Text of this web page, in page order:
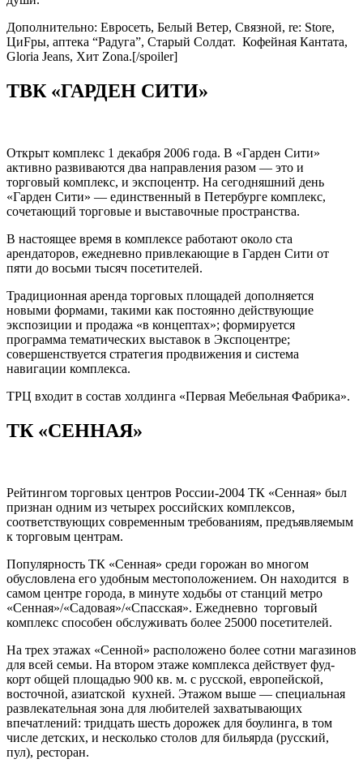
Дополнительно: Евросеть, Белый Ветер, Связной, re: Store,
ЦиFры, аптека “Радуга”, Старый Солдат. Кофейная Кантата,
Gloria Jeans, Хит Zona.[/spoiler]
ТВК «ГАРДЕН СИТИ»
Открыт комплекс 1 декабря 2006 года. В «Гарден Сити»
активно развиваются два направления разом — это и
торговый комплекс, и экспоцентр. На сегодняшний день
«Гарден Сити» — единственный в Петербурге комплекс,
сочетающий торговые и выставочные пространства.
В настоящее время в комплексе работают около ста
арендаторов, ежедневно привлекающие в Гарден Сити от
пяти до восьми тысяч посетителей.
Традиционная аренда торговых площадей дополняется
новыми формами, такими как постоянно действующие
экспозиции и продажа «в концептах»; формируется
программа тематических выставок в Экспоцентре;
совершенствуется стратегия продвижения и система
навигации комплекса.
ТРЦ входит в состав холдинга «Первая Мебельная Фабрика».
ТК «СЕННАЯ»
Рейтингом торговых центров России-2004 ТК «Сенная» был
признан одним из четырех российских комплексов,
соответствующих современным требованиям, предъявляемым
к торговым центрам.
Популярность ТК «Сенная» среди горожан во многом
обусловлена его удобным местоположением. Он находится в
самом центре города, в минуте ходьбы от станций метро
«Сенная»/«Садовая»/«Спасская». Ежедневно торговый
комплекс способен обслуживать более 25000 посетителей.
На трех этажах «Сенной» расположено более сотни магазинов
для всей семьи. На втором этаже комплекса действует фуд-
корт общей площадью 900 кв. м. с русской, европейской,
восточной, азиатской кухней. Этажом выше — специальная
развлекательная зона для любителей захватывающих
впечатлений: тридцать шесть дорожек для боулинга, в том
числе детских, и несколько столов для бильярда (русский,
пул), ресторан.